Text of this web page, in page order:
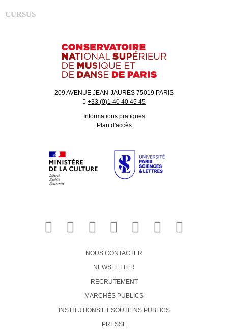
CURSUS
209 AVENUE JEAN-JAURÈS 75019 PARIS
+33 (0)1 40 40 45 45
Informations pratiques
Plan d'accès
NOUS CONTACTER
NEWSLETTER
RECRUTEMENT
MARCHÉS PUBLICS
INSTITUTIONS ET SOUTIENS PUBLICS
PRESSE